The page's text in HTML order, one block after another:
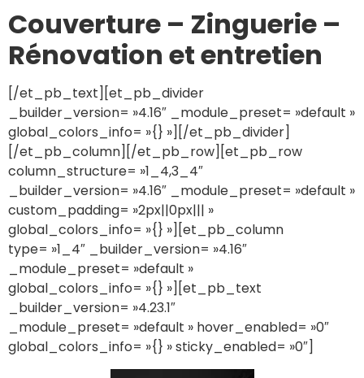
Couverture – Zinguerie –
Rénovation et entretien
[/et_pb_text][et_pb_divider
_builder_version= »4.16″ _module_preset= »default »
global_colors_info= »{} »][/et_pb_divider]
[/et_pb_column][/et_pb_row][et_pb_row
column_structure= »1_4,3_4″
_builder_version= »4.16″ _module_preset= »default »
custom_padding= »2px||0px||| »
global_colors_info= »{} »][et_pb_column
type= »1_4″ _builder_version= »4.16″
_module_preset= »default »
global_colors_info= »{} »][et_pb_text
_builder_version= »4.23.1″
_module_preset= »default » hover_enabled= »0″
global_colors_info= »{} » sticky_enabled= »0″]